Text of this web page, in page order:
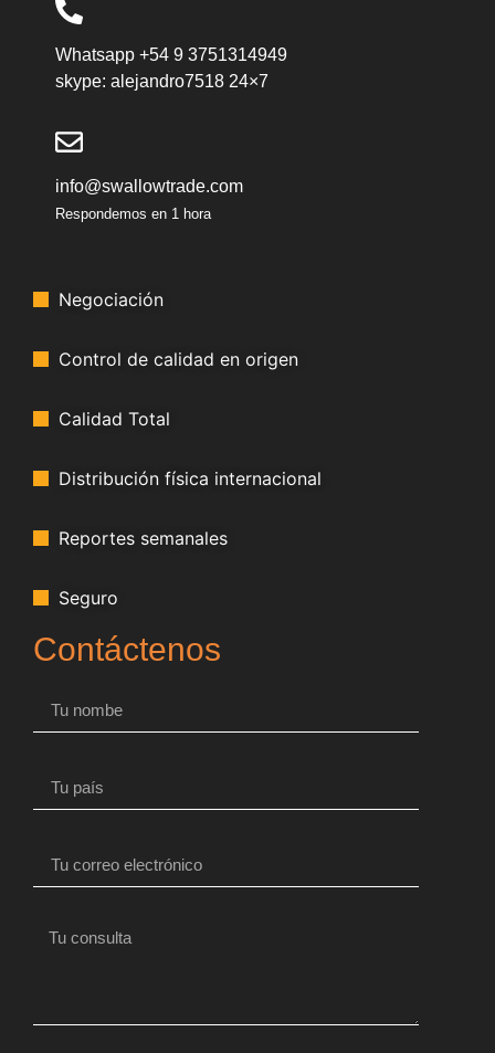
Whatsapp +54 9 3751314949
skype: alejandro7518 24×7
info@swallowtrade.com
Respondemos en 1 hora
Negociación
Control de calidad en origen
Calidad Total
Distribución física internacional
Reportes semanales
Seguro
Contáctenos